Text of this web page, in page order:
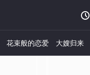

花束般的恋爱 大嫂归来